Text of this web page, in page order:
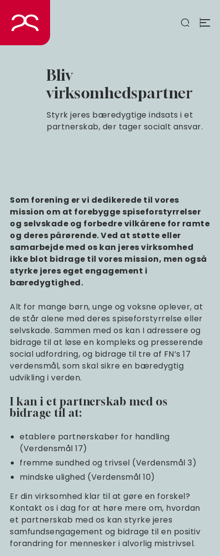
indhold
Bliv
virksomhedspartner
Styrk jeres bæredygtige indsats i et
partnerskab, der tager socialt ansvar.
Som forening er vi dedikerede til vores
mission om at forebygge spiseforstyrrelser
og selvskade og forbedre vilkårene for ramte
og deres pårørende. Ved at støtte eller
samarbejde med os kan jeres virksomhed
ikke blot bidrage til vores mission, men også
styrke jeres eget engagement i
bæredygtighed.
Alt for mange børn, unge og voksne oplever, at
de står alene med deres spiseforstyrrelse eller
selvskade. Sammen med os kan I adressere og
bidrage til at løse en kompleks og presserende
social udfordring, og bidrage til tre af FN’s 17
verdensmål, som skal sikre en bæredygtig
udvikling i verden.
I kan i et partnerskab med os
bidrage til at:
etablere partnerskaber for handling
(Verdensmål 17)
fremme sundhed og trivsel (Verdensmål 3)
mindske ulighed (Verdensmål 10)
Er din virksomhed klar til at gøre en forskel?
Kontakt os i dag for at høre mere om, hvordan
et partnerskab med os kan styrke jeres
samfundsengagement og bidrage til en positiv
forandring for mennesker i alvorlig mistrivsel.